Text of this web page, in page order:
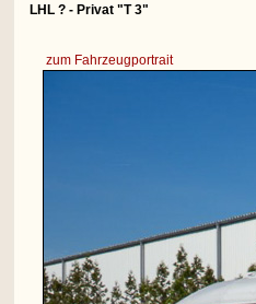
LHL ? - Privat "T 3"
zum Fahrzeugportrait